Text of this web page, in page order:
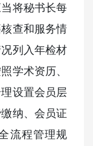
将秘书长每
查和服务情
列入年检材
学术资历、
设置会员层
纳、会员证
流程管理规